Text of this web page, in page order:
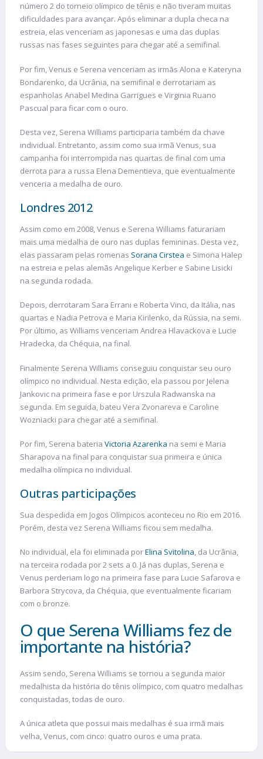
número 2 do torneio olímpico de tênis e não tiveram muitas
dificuldades para avançar. Após eliminar a dupla checa na
estreia, elas venceriam as japonesas e uma das duplas
russas nas fases seguintes para chegar até a semifinal.
Por fim, Venus e Serena venceriam as irmãs Alona e Kateryna
Bondarenko, da Ucrânia, na semifinal e derrotariam as
espanholas Anabel Medina Garrigues e Virginia Ruano
Pascual para ficar com o ouro.
Desta vez, Serena Williams participaria também da chave
individual. Entretanto, assim como sua irmã Venus, sua
campanha foi interrompida nas quartas de final com uma
derrota para a russa Elena Dementieva, que eventualmente
venceria a medalha de ouro.
Londres 2012
Assim como em 2008, Venus e Serena Williams faturariam
mais uma medalha de ouro nas duplas femininas. Desta vez,
elas passaram pelas romenas Sorana Cirstea e Simona Halep
na estreia e pelas alemãs Angelique Kerber e Sabine Lisicki
na segunda rodada.
Depois, derrotaram Sara Errani e Roberta Vinci, da Itália, nas
quartas e Nadia Petrova e Maria Kirilenko, da Rússia, na semi.
Por último, as Williams venceriam Andrea Hlavackova e Lucie
Hradecka, da Chéquia, na final.
Finalmente Serena Williams conseguiu conquistar seu ouro
olímpico no individual. Nesta edição, ela passou por Jelena
Jankovic na primeira fase e por Urszula Radwanska na
segunda. Em seguida, bateu Vera Zvonareva e Caroline
Wozniacki para chegar até a semifinal.
Por fim, Serena bateria Victoria Azarenka na semi e Maria
Sharapova na final para conquistar sua primeira e única
medalha olímpica no individual.
Outras participações
Sua despedida em Jogos Olímpicos aconteceu no Rio em 2016.
Porém, desta vez Serena Williams ficou sem medalha.
No individual, ela foi eliminada porElina Svitolina, da Ucrânia,
na terceira rodada por 2 sets a 0. Já nas duplas, Serena e
Venus perderiam logo na primeira fase para Lucie Safarova e
Barbora Strycova, da Chéquia, que eventualmente ficariam
com o bronze.
O que Serena Williams fez de
importante na história?
Assim sendo, Serena Williams se tornou a segunda maior
medalhista da história do tênis olímpico, com quatro medalhas
conquistadas, todas de ouro.
A única atleta que possui mais medalhas é sua irmã mais
velha, Venus, com cinco: quatro ouros e uma prata.